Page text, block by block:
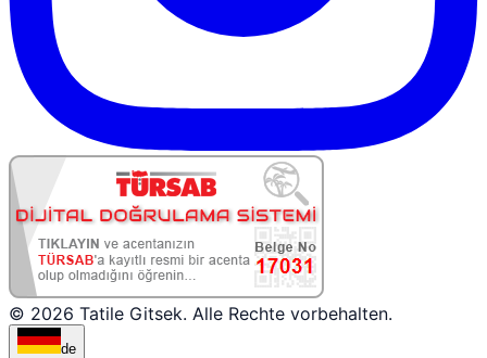
© 2026 Tatile Gitsek. Alle Rechte vorbehalten.
de